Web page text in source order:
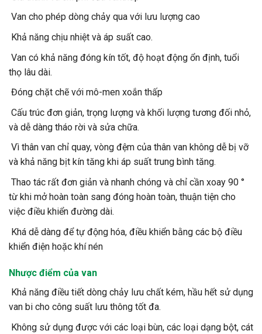
Van cho phép dòng chảy qua với lưu lượng cao
Khả năng chịu nhiệt và áp suất cao.
Van có khả năng đóng kín tốt, độ hoạt động ổn định, tuổi
thọ lâu dài.
Đóng chặt chẽ với mô-men xoắn thấp
Cấu trúc đơn giản, trọng lượng và khối lượng tương đối nhỏ,
và dễ dàng tháo rời và sửa chữa.
Vì thân van chỉ quay, vòng đệm của thân van không dễ bị vỡ
và khả năng bịt kín tăng khi áp suất trung bình tăng.
Thao tác rất đơn giản và nhanh chóng và chỉ cần xoay 90 °
từ khi mở hoàn toàn sang đóng hoàn toàn, thuận tiện cho
việc điều khiển đường dài.
Khá dễ dàng để tự động hóa, điều khiển bằng các bộ điều
khiển điện hoặc khí nén
Nhược điểm của van
Khả năng điều tiết dòng chảy lưu chất kém, hầu hết sử dụng
van bi cho công suất lưu thông tốt đa.
Không sử dụng được với các loại bùn, các loại dạng bột, cát